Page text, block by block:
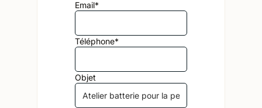
Email*
Téléphone*
Objet